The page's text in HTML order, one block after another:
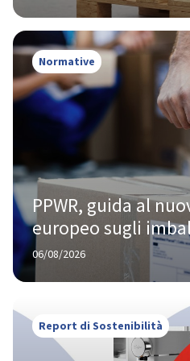
Normative
PPWR, guida al
europeo sugli
06/08/2026
Report di Sostenibilità